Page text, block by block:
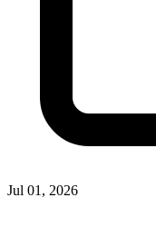
Jul 01, 2026